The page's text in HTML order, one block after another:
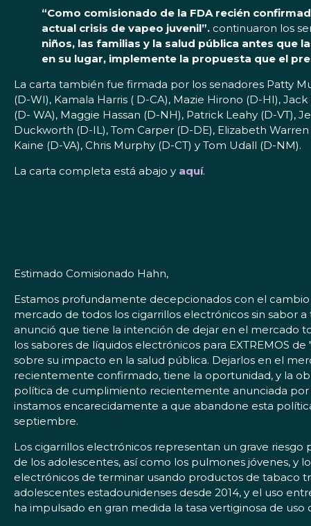
“Como comisionado de la FDA recién
actual crisis de vapeo juvenil”. continuaron los
niños, las familias y la salud pública antes que
en su lugar, implemente la propuesta que el
La carta también fue firmada por los senadores Patty
(D-WI), Kamala Harris ( D-CA), Mazie Hirono (D-HI),
(D- WA), Maggie Hassan (D-NH), Patrick Leahy (D-VT),
Duckworth (D-IL), Tom Carper (D-DE), Elizabeth
Kaine (D-VA), Chris Murphy (D-CT) y Tom Udall (D-NM).
La carta completa está abajo y aquí.
Estimado Comisionado Hahn,
Estamos profundamente decepcionados con el
mercado de todos los cigarrillos electrónicos sin sabor a
anunció que tiene la intención de dejar en el mercado
los sabores de líquidos electrónicos para EXTREMOS
sobre su impacto en la salud pública. Dejarlos en el
recientemente confirmado, tiene la oportunidad, y la
política de cumplimiento recientemente anunciada por
instamos encarecidamente a que abandone esta
septiembre.
Los cigarrillos electrónicos representan un grave
de los adolescentes, así como los pulmones jóvenes, y
electrónicos de terminar usando productos de tabaco
adolescentes estadounidenses desde 2014, y el uso
ha impulsado en gran medida la tasa vertiginosa de